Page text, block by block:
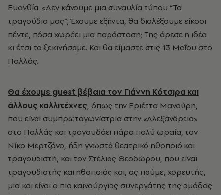
Ευανθία: «Δεν κάνουμε μια συναυλία τύπου “Τα
τραγούδια μας”; Έχουμε εξήντα, θα διαλέξουμε είκοσι
πέντε, πόσα χωράει μια παράσταση; Της άρεσε η ιδέα
κι έτσι το ξεκινήσαμε. Και θα είμαστε στις 13 Μαΐου στο
Παλλάς.
Θα έχουμε guest βέβαια τον Γιάννη Κότσιρα και
άλλους καλλιτέχνες, όπως την Εριέττα Μανούρη,
που είναι συμπρωταγωνίστρια στην «Αλεξάνδρεια»
στο Παλλάς και τραγουδάει πάρα πολύ ωραία, τον
Νίκο Μερτζάνο, ήδη γνωστό θεατρικό ηθοποιό και
τραγουδιστή, και τον Στέλιος Θεοδώρου, που είναι
τραγουδιστής και ηθοποιός και, ας πούμε, χορευτής,
μια και είναι ο πιο καινούργιος συνεργάτης της ομάδας